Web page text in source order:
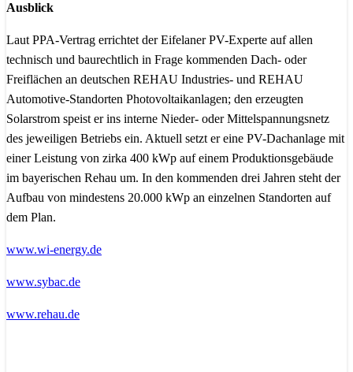
Ausblick
Laut PPA-Vertrag errichtet der Eifelaner PV-Experte auf allen
technisch und baurechtlich in Frage kommenden Dach- oder
Freiflächen an deutschen REHAU Industries- und REHAU
Automotive-Standorten Photovoltaikanlagen; den erzeugten
Solarstrom speist er ins interne Nieder- oder Mittelspannungsnetz
des jeweiligen Betriebs ein. Aktuell setzt er eine PV-Dachanlage mit
einer Leistung von zirka 400 kWp auf einem Produktionsgebäude
im bayerischen Rehau um. In den kommenden drei Jahren steht der
Aufbau von mindestens 20.000 kWp an einzelnen Standorten auf
dem Plan.
www.wi-energy.de
www.sybac.de
www.rehau.de